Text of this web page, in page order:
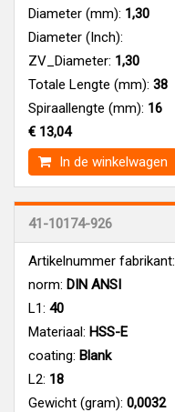
Diameter (mm): 1,30
Diameter (Inch):
ZV_Diameter: 1,30
Totale Lengte (mm): 38
Spiraallengte (mm): 16
€ 13,04
In de winkelwagen
41-10174-926
Artikelnummer fabrikant:
norm: DIN ANSI
L1: 40
Materiaal: HSS-E
coating: Blank
L2: 18
Gewicht (gram): 0,0032